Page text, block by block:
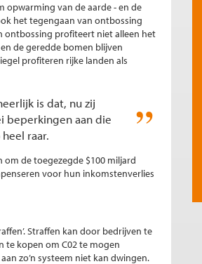
opwarming van de aarde - en de
het tegengaan van ontbossing
ontbossing profiteert niet alleen het
de geredde bomen blijven
profiteren rijke landen als
is dat, nu zij
beperkingen aan die
raar.
de toegezegde $100 miljard
voor hun inkomstenverlies
Straffen kan door bedrijven te
te kopen om C02 te mogen
zo’n systeem niet kan dwingen.